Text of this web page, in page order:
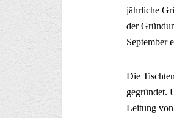
jährliche
der
September
Die
gegründet.
Leitung von